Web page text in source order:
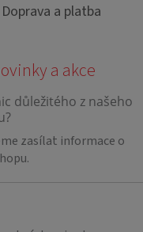
Doprava a platba
zasílat informace o